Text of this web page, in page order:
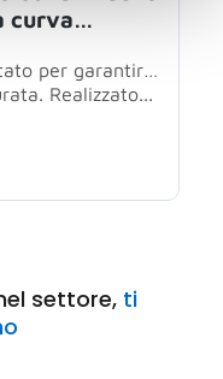
curva
per garantire
Realizzato...
settore, ti